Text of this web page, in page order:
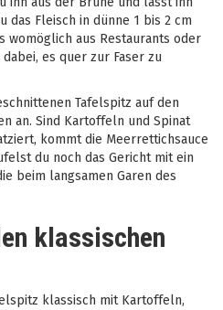
das Fleisch in dünne 1 bis 2 cm
womöglich aus Restaurants oder
es quer zur Faser zu
Tafelspitz auf den
an. Sind Kartoffeln und Spinat
kommt die Meerrettichsauce
du noch das Gericht mit ein
beim langsamen Garen des
klassischen
klassisch mit Kartoffeln,